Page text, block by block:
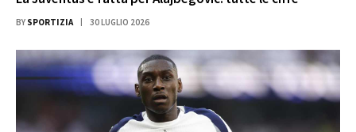
BY SPORTIZIA 30 LUGLIO 2026